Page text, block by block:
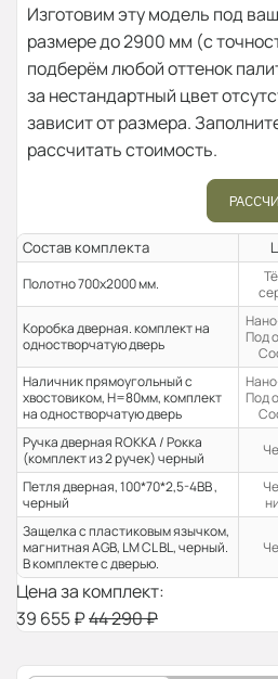
Изготовим эту модель под
размере до 2900 мм (с
подберём любой оттенок
за нестандартный цвет
зависит от размера.
рассчитать стоимость.
Состав комплекта
Полотно 700x2000 мм.
Коробка дверная. комплект на
одностворчатую дверь
Под
Наличник прямоугольный с
хвостовиком, H=80мм, комплект
на одностворчатую дверь
Под
Ручка дверная ROKKA / Рокка
(комплект из 2 ручек) черный
Петля дверная, 100*70*2,5-4ВВ ,
черный
Защелка с пластиковым язычком,
магнитная AGB, LM CL BL, черный.
В комплекте с дверью.
Цена за комплект:
39 655₽44 290₽